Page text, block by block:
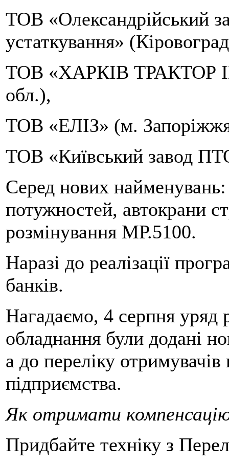
ТОВ «Олександрійський
устаткування»
ТОВ «ХАРКІВ ТРАКТОР
обл.),
ТОВ «ЕЛІЗ» (м.
ТОВ «Київський завод
Серед нових
потужностей, автокрани
розмінування МР.5100.
Наразі до реалізації
банків.
Нагадаємо, 4 серпня
обладнання були додані
а до переліку
підприємства.
Як отримати
Придбайте техніку з